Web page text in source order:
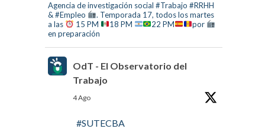
Agencia de investigación social #Trabajo #RRHH
& #Empleo
. Temporada 17, todos los martes
a las
15 PM 18 PM 22 PM
por
en preparación
OdT - El Observatorio del
Trabajo
4 Ago
#SUTECBA